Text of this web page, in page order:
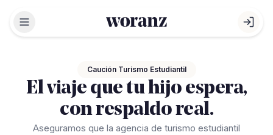
Abrir menú Abrir
Caución Turismo Estudiantil
El viaje que tu hijo espera,
con respaldo real.
Aseguramos que la agencia de turismo estudiantil